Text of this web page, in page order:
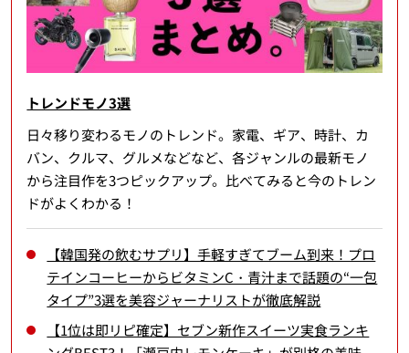
トレンドモノ3選
日々移り変わるモノのトレンド。家電、ギア、時計、カ
バン、クルマ、グルメなどなど、各ジャンルの最新モノ
から注目作を3つピックアップ。比べてみると今のトレン
ドがよくわかる！
【韓国発の飲むサプリ】手軽すぎてブーム到来！プロ
テインコーヒーからビタミンC・青汁まで話題の“一包
タイプ”3選を美容ジャーナリストが徹底解説
【1位は即リピ確定】セブン新作スイーツ実食ランキ